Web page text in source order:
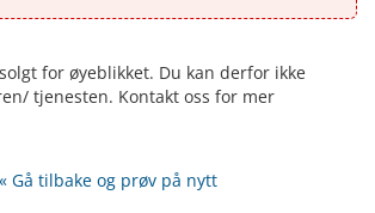
for øyeblikket. Du kan derfor ikke
tjenesten. Kontakt oss for mer
« Gå tilbake og prøv på nytt